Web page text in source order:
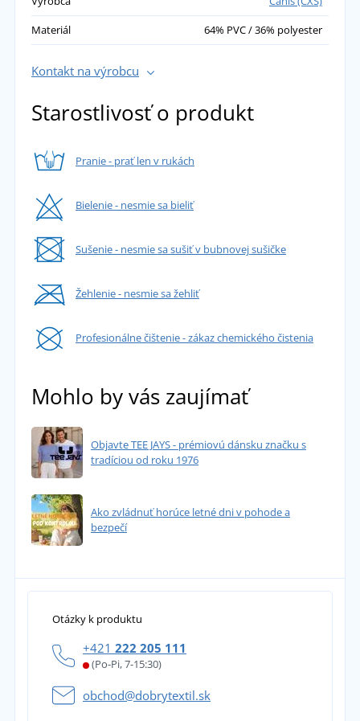
Materiál
64% PVC / 36% polyester
Kontakt na výrobcu
Starostlivosť o produkt
Pranie - prať len v rukách
Bielenie - nesmie sa bieliť
Sušenie - nesmie sa sušiť v bubnovej sušičke
Žehlenie - nesmie sa žehliť
Profesionálne čištenie - zákaz chemického čistenia
Mohlo by vás zaujímať
Objavte TEE JAYS - prémiovú dánsku značku s
tradíciou od roku 1976
Ako zvládnuť horúce letné dni v pohode a
bezpečí
Otázky k produktu
+421 222 205 111
(Po-Pi, 7-15:30)
obchod@dobrytextil.sk